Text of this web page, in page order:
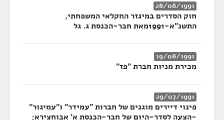
28/08/1991
חוק הסדרים במיגזר החקלאי המשפחתי,
התשנ"א-1991מאת חבר-הכנסת ג. גל
19/08/1991
מכירת מניות חברת "פז"
29/07/1991
פינוי דיירים מוגנים של חברות "עמידר" ו"עמיגור"
-הצעה לסדר-היום של חבר-הכנסת א' אבוחצירא;